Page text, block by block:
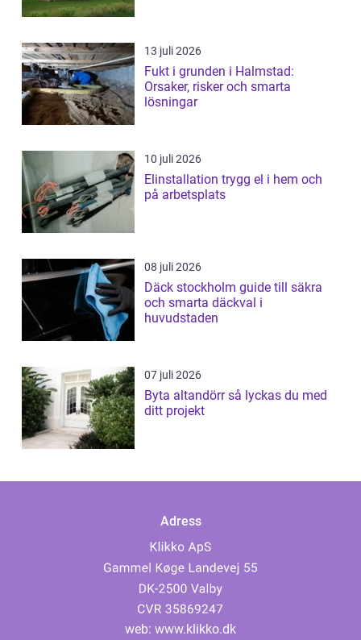
13 juli 2026
Fukt i grunden i Halmstad:
Orsaker, risker och smarta
lösningar
10 juli 2026
Elinstallation trygg el i hem och
på arbetsplats
08 juli 2026
Däck stockholm guide till säkra
och smarta däckval i
huvudstaden
07 juli 2026
Byta altandörr så lyckas du med
ditt projekt
Adress
web: www.klikko.dk